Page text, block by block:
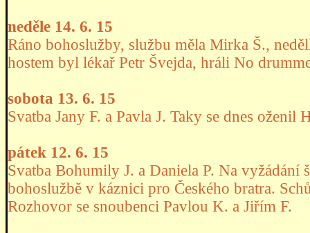
neděle 14. 6. 15
Ráno bohoslužby, službu měla Mirka Š.,
hostem byl lékař Petr Švejda, hráli No
sobota 13. 6. 15
Svatba Jany F. a Pavla J. Taky se dnes oženil
pátek 12. 6. 15
Svatba Bohumily J. a Daniela P. Na vyžádání
bohoslužbě v káznici pro Českého bratra.
Rozhovor se snoubenci Pavlou K. a Jiřím F.